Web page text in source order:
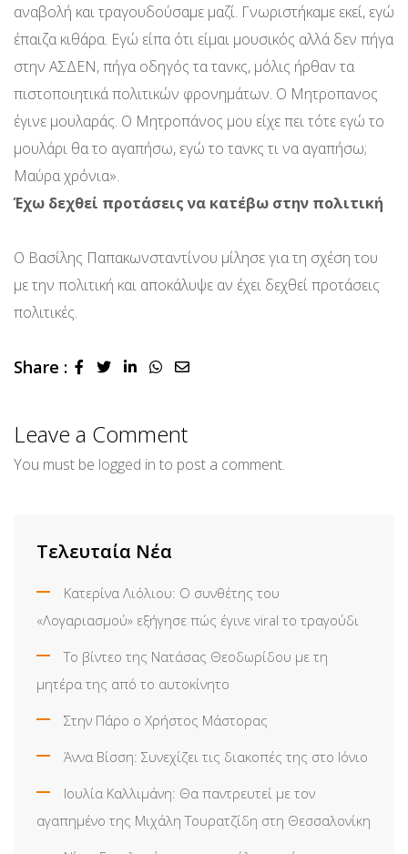
αναβολή και τραγουδούσαμε μαζί. Γνωριστήκαμε εκεί, εγώ
έπαιζα κιθάρα. Εγώ είπα ότι είμαι μουσικός αλλά δεν πήγα
στην ΑΣΔΕΝ, πήγα οδηγός τα τανκς, μόλις ήρθαν τα
πιστοποιητικά πολιτικών φρονημάτων. Ο Μητροπανος
έγινε μουλαράς. Ο Μητροπάνος μου είχε πει τότε εγώ το
μουλάρι θα το αγαπήσω, εγώ το τανκς τι να αγαπήσω;
Μαύρα χρόνια».
Έχω δεχθεί προτάσεις να κατέβω στην πολιτική
Ο Βασίλης Παπακωνσταντίνου μίλησε για τη σχέση του
με την πολιτική και αποκάλυψε αν έχει δεχθεί προτάσεις
πολιτικές.
Share : LinkedInWhatsapp
Share
Leave a Comment
You must be logged in to post a comment.
Τελευταία Νέα
Κατερίνα Λιόλιου: Ο συνθέτης του
«Λογαριασμού» εξήγησε πώς έγινε viral το τραγούδι
Το βίντεο της Νατάσας Θεοδωρίδου με τη
μητέρα της από το αυτοκίνητο
Στην Πάρο ο Χρήστος Μάστορας
Άννα Βίσση: Συνεχίζει τις διακοπές της στο Ιόνιο
Ιουλία Καλλιμάνη: Θα παντρευτεί με τον
αγαπημένο της Μιχάλη Τουρατζίδη στη Θεσσαλονίκη